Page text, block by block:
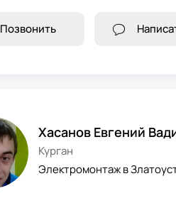
Позвонить
Хасанов Евгений
Курган
Электромонтаж в